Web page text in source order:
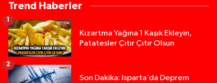
Trend Haberler
Kızartma Yağına 1 Kaşık Ekleyin,
Patatesler Çıtır Çıtır Olsun
1
Son Dakika: Isparta’da Deprem
2